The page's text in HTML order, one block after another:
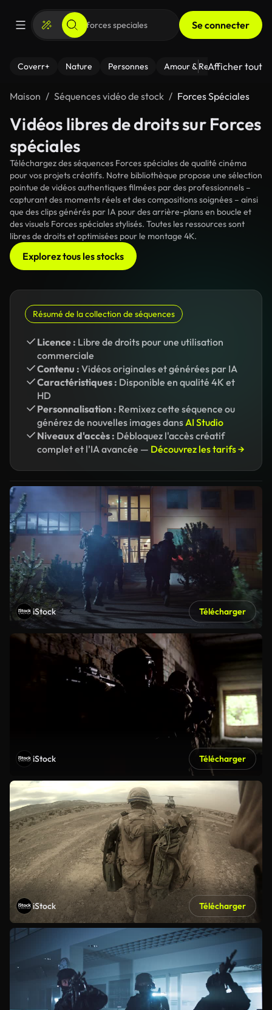
Se connecter
Coverr+ Nature Personnes Amour & Relations Le
Afficher tout
Maison Séquences vidéo de stock Forces Spéciales
Vidéos libres de droits sur Forces
spéciales
Téléchargez des séquences Forces spéciales de qualité cinéma
pour vos projets créatifs. Notre bibliothèque propose une sélection
pointue de vidéos authentiques filmées par des professionnels –
capturant des moments réels et des compositions soignées – ainsi
que des clips générés par IA pour des arrière-plans en boucle et
des visuels Forces spéciales stylisés. Toutes les ressources sont
libres de droits et optimisées pour le montage 4K.
Explorez tous les stocks
Résumé de la collection de séquences
Licence : Libre de droits pour une utilisation
commerciale
Contenu : Vidéos originales et générées par IA
Caractéristiques : Disponible en qualité 4K et
HD
Personnalisation : Remixez cette séquence ou
générez de nouvelles images dansAI Studio
Niveaux d'accès : Débloquez l'accès créatif
complet et l'IA avancée — Découvrez les tarifs →
iStock Télécharger
iStock Télécharger
iStock Télécharger